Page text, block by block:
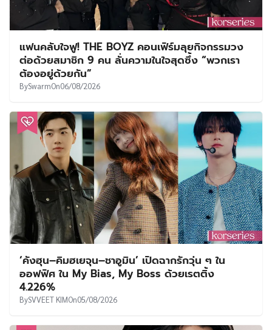
แฟนคลับใจฟู! THE BOYZ คอนเฟิร์มลุยกิจกรรมวง
ต่อด้วยสมาชิก 9 คน ลั่นความในใจสุดซึ้ง “พวกเรา
ต้องอยู่ด้วยกัน”
BySwarmOn06/08/2026
‘คังฮุน–คิมฮเยจุน–ชาอูมิน’ เปิดฉากรักวุ่น ๆ ใน
ออฟฟิศ ใน My Bias, My Boss ด้วยเรตติ้ง
4.226%
BySVVEET KIMOn05/08/2026